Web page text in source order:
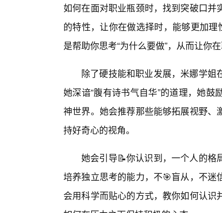
如何在面对职业瓶颈时，找到突破口
的特性，让你在做选择时，能够更加
是帮助你思考“为什么要做”，从而让你
除了硬技能和职业发展，米娜学
她深谙“腹有诗书气自华”的道理，她
神世界。她会推荐那些能够拓展视野
持好奇心的视角。
她会引导📝你认识到，一个人的格
培养独立思考的能力，不🎯盲从，不
会用科学而贴心的方式，教你如何认